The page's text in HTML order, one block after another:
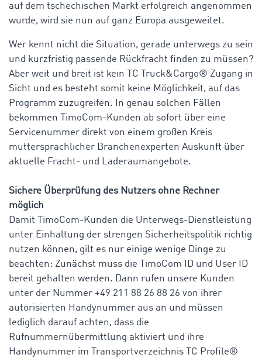
auf dem tschechischen Markt erfolgreich angenommen
wurde, wird sie nun auf ganz Europa ausgeweitet.
Wer kennt nicht die Situation, gerade unterwegs zu sein
und kurzfristig passende Rückfracht finden zu müssen?
Aber weit und breit ist kein TC Truck&Cargo® Zugang in
Sicht und es besteht somit keine Möglichkeit, auf das
Programm zuzugreifen. In genau solchen Fällen
bekommen TimoCom-Kunden ab sofort über eine
Servicenummer direkt von einem großen Kreis
muttersprachlicher Branchenexperten Auskunft über
aktuelle Fracht- und Laderaumangebote.
Sichere Überprüfung des Nutzers ohne Rechner
möglich
Damit TimoCom-Kunden die Unterwegs-Dienstleistung
unter Einhaltung der strengen Sicherheitspolitik richtig
nutzen können, gilt es nur einige wenige Dinge zu
beachten: Zunächst muss die TimoCom ID und User ID
bereit gehalten werden. Dann rufen unsere Kunden
unter der Nummer +49 211 88 26 88 26 von ihrer
autorisierten Handynummer aus an und müssen
lediglich darauf achten, dass die
Rufnummernübermittlung aktiviert und ihre
Handynummer im Transportverzeichnis TC Profile®